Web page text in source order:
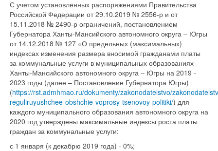
С учетом установленных распоряжениями Правительства
Российской Федерации от 29.10.2019 № 2556-р и от
15.11.2018 № 2490-р ограничений, постановлением
Губернатора Ханты-Мансийского автономного округа – Югры
от 14.12.2018 № 127 «О предельных (максимальных)
индексах изменения размера вносимой гражданами платы
за коммунальные услуги в муниципальных образованиях
Ханты-Мансийского автономного округа – Югры на 2019 -
2023 годы (далее – Постановление Губернатора Югры)
(https://rst.admhmao.ru/dokumenty/zakonodatelstvo/
reguliruyushchee-obshchie-voprosy-tsenovoy-politiki/) для
каждого муниципального образования автономного округа на
2020 год утверждены максимальные индексы роста платы
граждан за коммунальные услуги:
с 1 января (к декабрю 2019 года) - 0%;